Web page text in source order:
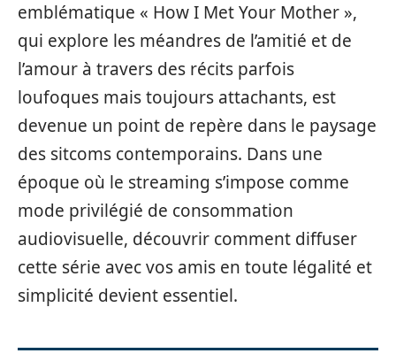
emblématique « How I Met Your Mother »,
qui explore les méandres de l’amitié et de
l’amour à travers des récits parfois
loufoques mais toujours attachants, est
devenue un point de repère dans le paysage
des sitcoms contemporains. Dans une
époque où le streaming s’impose comme
mode privilégié de consommation
audiovisuelle, découvrir comment diffuser
cette série avec vos amis en toute légalité et
simplicité devient essentiel.